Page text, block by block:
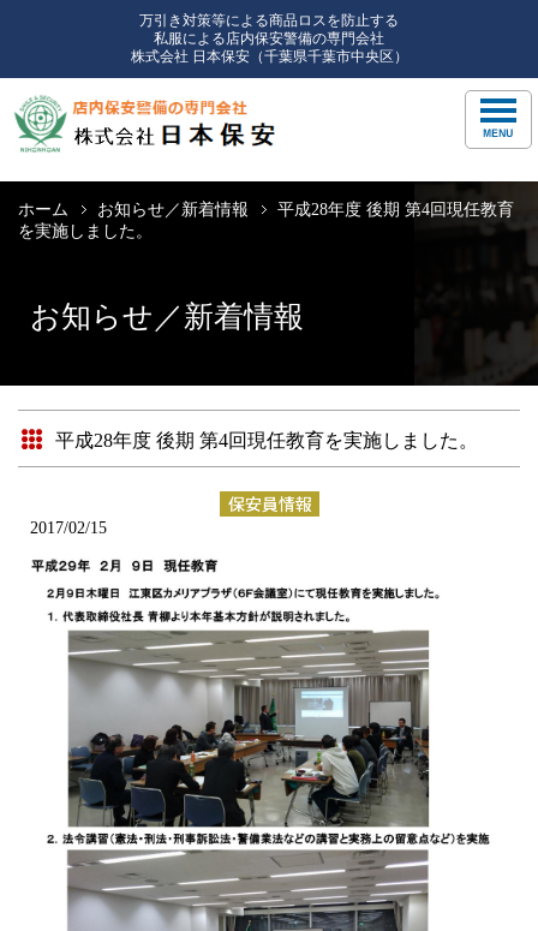
万引き対策等による商品ロスを防止する
私服による店内保安警備の専門会社
株式会社 日本保安（千葉県千葉市中央区）
ホーム お知らせ／新着情報
平成28年度 後期 第4回現任教育
を実施しました。
お知らせ／新着情報
平成28年度 後期 第4回現任教育を実施しました。
2017/02/15